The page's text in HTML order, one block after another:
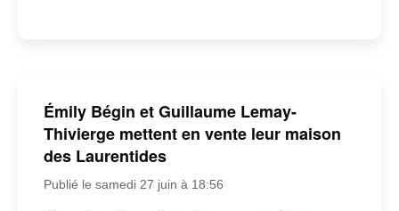
Émily Bégin et Guillaume Lemay-
Thivierge mettent en vente leur maison
des Laurentides
Publié le samedi 27 juin à 18:56